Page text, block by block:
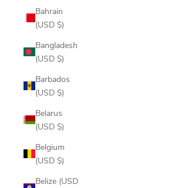
Bahrain
(USD $)
Bangladesh
(USD $)
Barbados
(USD $)
Belarus
(USD $)
Belgium
(USD $)
Belize (USD